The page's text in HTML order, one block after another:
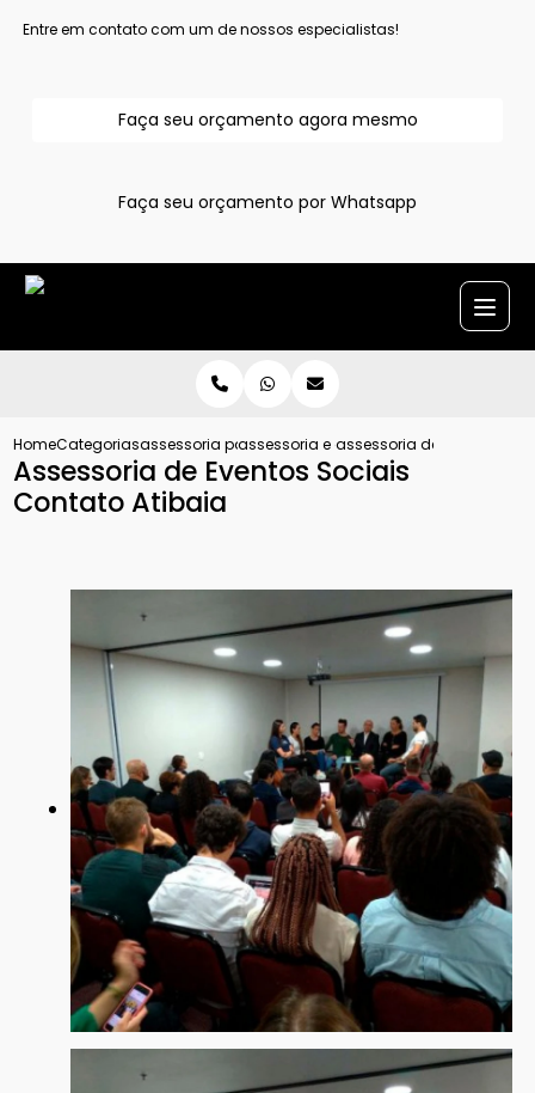
Entre em contato com um de nossos especialistas!
Faça seu orçamento agora mesmo
Faça seu orçamento por Whatsapp
HomeCategoriasassessoria para eventoassessoria e cerimonial de eventos
assessoria de eventos
Assessoria de Eventos Sociais
Contato Atibaia